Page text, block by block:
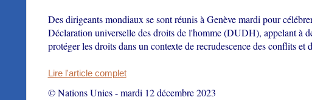
Des dirigeants mondiaux se sont réunis à Genève mardi pour
Déclaration universelle des droits de l'homme (DUDH), appelant à
protéger les droits dans un contexte de recrudescence des conflits et
Lire l'article complet
© Nations Unies-mardi 12 décembre 2023